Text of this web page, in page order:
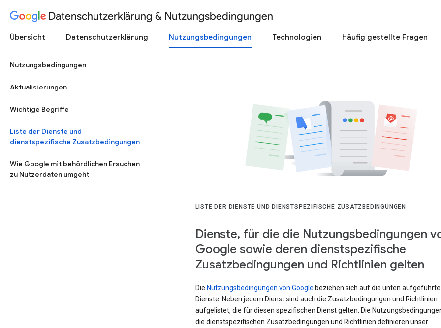
Datenschutzerklärung & Nutzungsbedingungen
Übersicht Datenschutzerklärung Nutzungsbedingungen Technologien Häufig gestellte Fragen
Nutzungsbedingungen
Aktualisierungen
Wichtige Begriffe
Liste der Dienste und
dienstspezifische Zusatzbedingungen
Wie Google mit behördlichen Ersuchen
zu Nutzerdaten umgeht
LISTE DER DIENSTE UND DIENSTSPEZIFISCHE ZUSATZBEDINGUNGEN
Dienste, für die die Nutzungsbedingungen
Google sowie deren dienstspezifische
Zusatzbedingungen und Richtlinien gelten
Die Nutzungsbedingungen von Google beziehen sich auf die unten
Dienste. Neben jedem Dienst sind auch die Zusatzbedingungen und Richtlinien
aufgelistet, die für diesen spezifischen Dienst gelten. Die
die dienstspezifischen Zusatzbedingungen und Richtlinien definieren unser